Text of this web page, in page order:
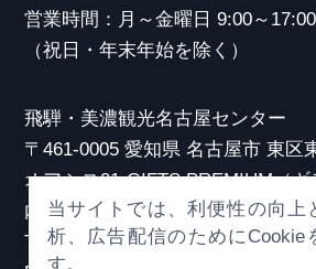
営業時間：月～金曜日 9:00～17:00
（祝日・年末年始を除く）
飛騨・美濃観光名古屋センター
〒461-0005 愛知県 名古屋市 東区
オアシス21 GIFTS PREMIUM（
内
TEL：052-253-6185
当サイトでは、利便性の向上
析、広告配信のためにCookie
す。